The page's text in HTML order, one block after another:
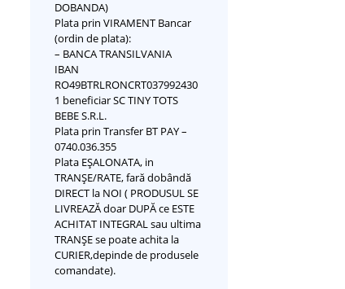
DOBANDA)
Plata prin VIRAMENT Bancar
(ordin de plata):
– BANCA TRANSILVANIA
IBAN
RO49BTRLRONCRT037992430
1 beneficiar SC TINY TOTS
BEBE S.R.L.
Plata prin Transfer BT PAY –
0740.036.355
Plata EȘALONATA, in
TRANȘE/RATE, fară dobândă
DIRECT la NOI ( PRODUSUL SE
LIVREAZĂ doar DUPĂ ce ESTE
ACHITAT INTEGRAL sau ultima
TRANȘE se poate achita la
CURIER,depinde de produsele
comandate).